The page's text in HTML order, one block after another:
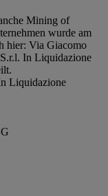
Mining of
wurde am
hier: Via Giacomo
In Liquidazione
Liquidazione